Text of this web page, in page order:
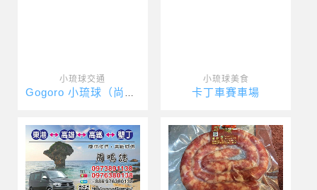
小琉球交通 小琉球美食
卡丁車賽車場